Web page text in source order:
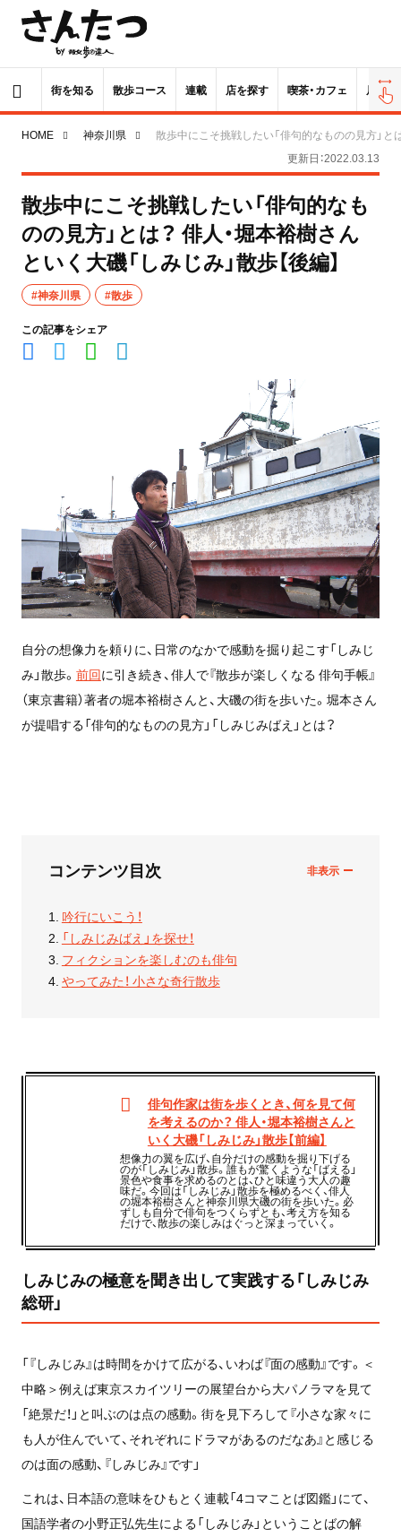
街を知る 散歩コース 連載 店を探す 喫茶・カフェ 居酒屋
HOME 神奈川県
散歩中にこそ挑戦したい「俳句的なものの見方」と
更新日：2022.03.13
散歩中にこそ挑戦したい「俳句的なも
のの見方」とは？ 俳人・堀本裕樹さん
といく大磯「しみじみ」散歩【後編】
#神奈川県 #散歩
この記事をシェア
自分の想像力を頼りに、日常のなかで感動を掘り起こす「しみじ
み」散歩。 前回に引き続き、俳人で『散歩が楽しくなる 俳句手帳』
（東京書籍）著者の堀本裕樹さんと、大磯の街を歩いた。堀本さん
が提唱する「俳句的なものの見方」「しみじみばえ」とは？
コンテンツ目次
吟行にいこう！
「しみじみばえ」を探せ！
フィクションを楽しむのも俳句
やってみた！ 小さな奇行散歩
俳句作家は街を歩くとき、何を見て何
を考えるのか？ 俳人・堀本裕樹さんと
いく大磯「しみじみ」散歩【前編】
想像力の翼を広げ、自分だけの感動を掘り下げる
のが「しみじみ」散歩。誰もが驚くような「ばえる」
景色や食事を求めるのとは、ひと味違う大人の趣
味だ。今回は「しみじみ」散歩を極めるべく、俳人
の堀本裕樹さんと神奈川県大磯の街を歩いた。必
ずしも自分で俳句をつくらずとも、考え方を知る
だけで、散歩の楽しみはぐっと深まっていく。
しみじみの極意を聞き出して実践する「しみじみ
総研」
「『しみじみ』は時間をかけて広がる、いわば『面の感動』です。＜
中略＞例えば東京スカイツリーの展望台から大パノラマを見て
「絶景だ！」と叫ぶのは点の感動。街を見下ろして『小さな家々に
も人が住んでいて、それぞれにドラマがあるのだなあ』と感じる
のは面の感動、『しみじみ』です」
これは、日本語の意味をひもとく連載「4コマことば図鑑」にて、
国語学者の小野正弘先生による「しみじみ」ということばの解